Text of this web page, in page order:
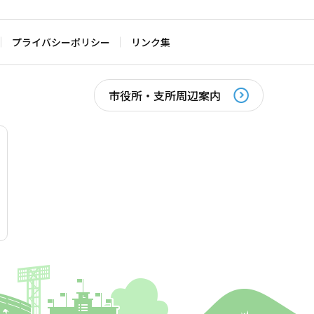
プライバシーポリシー リンク集
市役所・支所周辺案内